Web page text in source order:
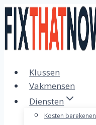
Doorgaan
naar
inhoud
Klussen
Vakmensen
Diensten
Kosten berekenen